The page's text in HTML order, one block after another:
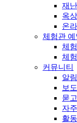
재
옥
온
체험관
체
체
커뮤니티
알
보
묻
자
활